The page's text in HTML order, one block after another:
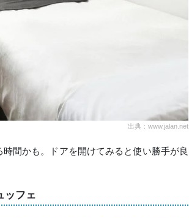
出典：www.jalan.net
間かも。ドアを開けてみると使い勝手が良
ッフェ